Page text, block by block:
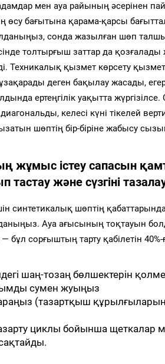
мен ауа райының әсерінен
өсу бағытына қарама-қарсы
сонда жазылған шөп
толтырғыш заттар да
Техникалық қызмет көрсету
деген бақылау жасады,
ертеңгілік уақытта
келесі күні тікелей
шөптің бір-біріне жабысу
жұмыс істеу сапасын
тастау және сүзгіні
синтетикалық шөптің қабаттарында
Ауа ағысының тоқтауын
— бұл сорғыштың тарту қабілетін
шаң-тозаң бөлшектерін
сумен жуыңыз
(тазартқыш
циклы бойынша щеткалар